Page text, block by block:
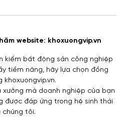
website: khoxuongvip.vn
kiếm bất động sản công nghiệp
tiềm năng, hãy lựa chọn đồng
khoxuongvip.vn.
xưởng mà doanh nghiệp của bạn
được đáp ứng trong hệ sinh thái
chúng tôi.